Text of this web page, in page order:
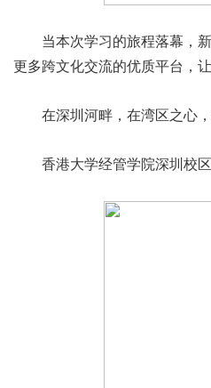
当本次学习的旅程落幕，
更多跨文化交流的优质平台，
在深圳河畔，在湾区之心
香港大学经管学院深圳校